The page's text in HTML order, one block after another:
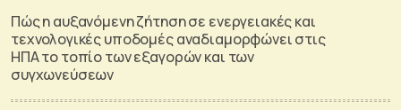
Πώς η αυξανόμενη ζήτηση σε ενεργειακές και
τεχνολογικές υποδομές αναδιαμορφώνει στις
ΗΠΑ το τοπίο των εξαγορών και των
συγχωνεύσεων